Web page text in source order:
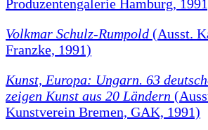
Produzentengalerie Hamburg,
Volkmar Schulz-Rumpold (Ausst.
Franzke, 1991)
Kunst, Europa: Ungarn. 63
zeigen Kunst aus 20 Ländern
Kunstverein Bremen, GAK, 1991)